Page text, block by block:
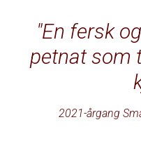
En fersk
petnat som
2021-årgang